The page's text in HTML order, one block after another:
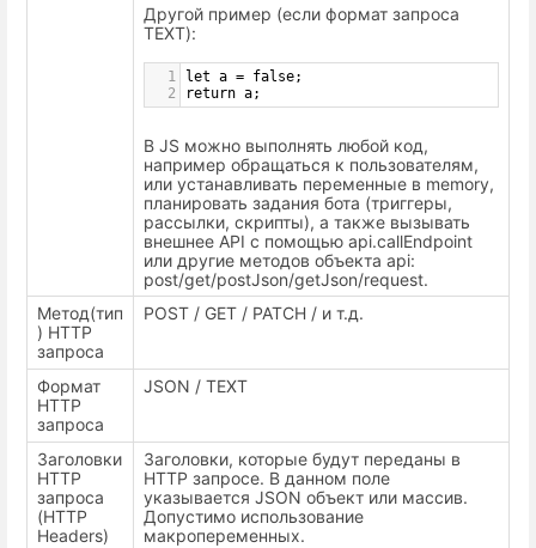
Другой пример (если формат запроса
TEXT):
1
let a = false;
2
return a;
В JS можно выполнять любой код,
например обращаться к пользователям,
или устанавливать переменные в memory,
планировать задания бота (триггеры,
рассылки, скрипты), а также вызывать
внешнее API c помощью api.callEndpoint
или другие методов объекта api:
post/get/postJson/getJson/request.
Метод(тип
) HTTP
запроса
POST / GET / PATCH / и т.д.
Формат
HTTP
запроса
JSON / TEXT
Заголовки
HTTP
запроса
(HTTP
Headers)
Заголовки, которые будут переданы в
HTTP запросе. В данном поле
указывается JSON объект или массив.
Допустимо использование
макропеременных.